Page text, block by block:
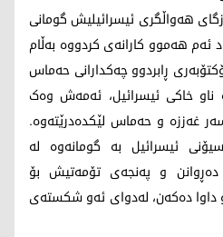
هەواڵگری ئیسرائیلیش گومانی
هەموو کارانەی کردووە بەڵام
لەوەی 7ـی ئۆکتۆبەری ڕابردوو چەکدارانی حەماس
ناو خاکی ئیسرائیل، ئەمەش وەک
غەززە و حەماس لێکدەدرێتەوە.
ئیسرائیل بە گومانەوە لە
ئۆکتۆبەر دەڕوانن و پەنجەی تۆمەتیش بۆ
و داوا دەکەن، لەدوای ئەو شکستەی